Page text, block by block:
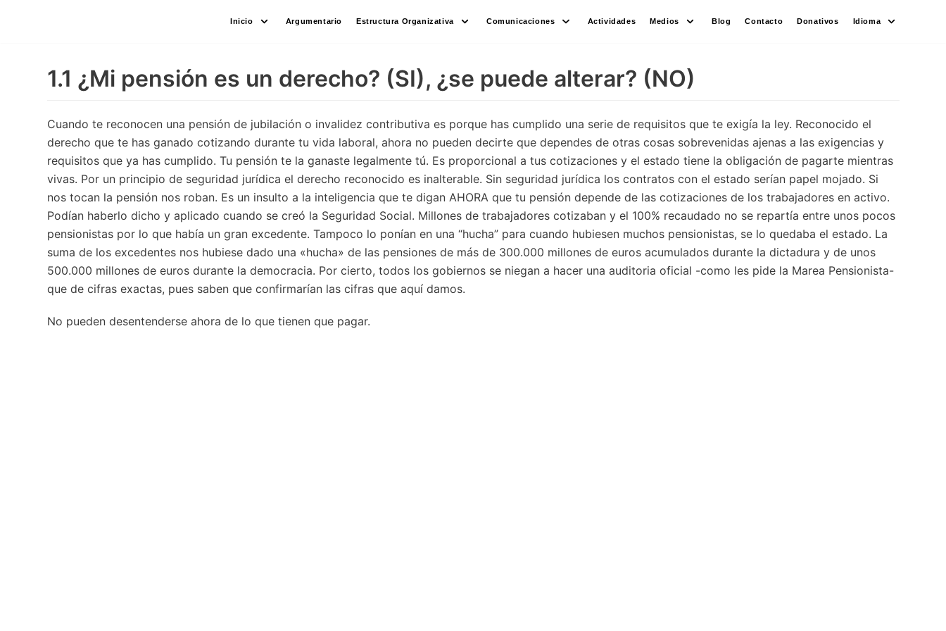
Inicio Argumentario Estructura Organizativa Comunicaciones Actividades Medios Blog Contacto Donativos Idioma
1.1 ¿Mi pensión es un derecho? (SI), ¿se puede alterar? (NO)
Cuando te reconocen una pensión de jubilación o invalidez contributiva es porque has cumplido una serie de requisitos que te exigía la ley. Reconocido el
derecho que te has ganado cotizando durante tu vida laboral, ahora no pueden decirte que dependes de otras cosas sobrevenidas ajenas a las exigencias y
requisitos que ya has cumplido. Tu pensión te la ganaste legalmente tú. Es proporcional a tus cotizaciones y el estado tiene la obligación de pagarte mientras
vivas. Por un principio de seguridad jurídica el derecho reconocido es inalterable. Sin seguridad jurídica los contratos con el estado serían papel mojado. Si
nos tocan la pensión nos roban. Es un insulto a la inteligencia que te digan AHORA que tu pensión depende de las cotizaciones de los trabajadores en activo.
Podían haberlo dicho y aplicado cuando se creó la Seguridad Social. Millones de trabajadores cotizaban y el 100% recaudado no se repartía entre unos pocos
pensionistas por lo que había un gran excedente. Tampoco lo ponían en una “hucha” para cuando hubiesen muchos pensionistas, se lo quedaba el estado. La
suma de los excedentes nos hubiese dado una «hucha» de las pensiones de más de 300.000 millones de euros acumulados durante la dictadura y de unos
500.000 millones de euros durante la democracia. Por cierto, todos los gobiernos se niegan a hacer una auditoria oficial -como les pide la Marea Pensionista-
que de cifras exactas, pues saben que confirmarían las cifras que aquí damos.
No pueden desentenderse ahora de lo que tienen que pagar.